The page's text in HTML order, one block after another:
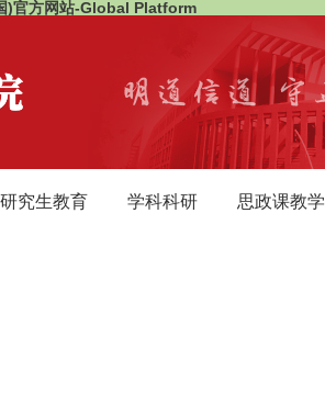
)官方网站-Global Platform
研究生教育 学科科研 思政课教学